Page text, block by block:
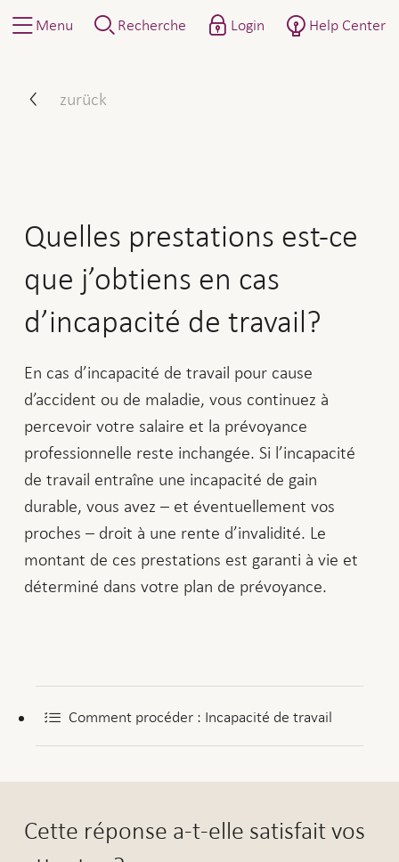
Menu Recherche Login Help Center
zurück
Quelles prestations est-ce
que j’obtiens en cas
d’incapacité de travail?
En cas d’incapacité de travail pour cause
d’accident ou de maladie, vous continuez à
percevoir votre salaire et la prévoyance
professionnelle reste inchangée. Si l’incapacité
de travail entraîne une incapacité de gain
durable, vous avez – et éventuellement vos
proches – droit à une rente d’invalidité. Le
montant de ces prestations est garanti à vie et
déterminé dans votre plan de prévoyance.
Comment procéder : Incapacité de travail
Cette réponse a-t-elle satisfait vos